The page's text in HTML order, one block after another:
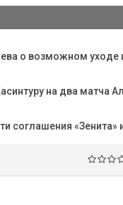
о возможном уходе
на два матча
соглашения